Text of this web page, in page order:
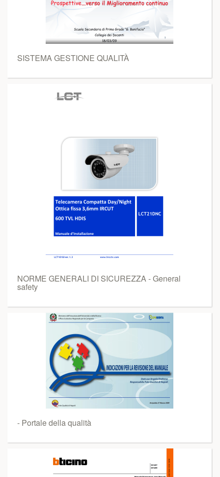
SISTEMA GESTIONE QUALITÀ
NORME GENERALI DI SICUREZZA - General
safety
- Portale della qualità